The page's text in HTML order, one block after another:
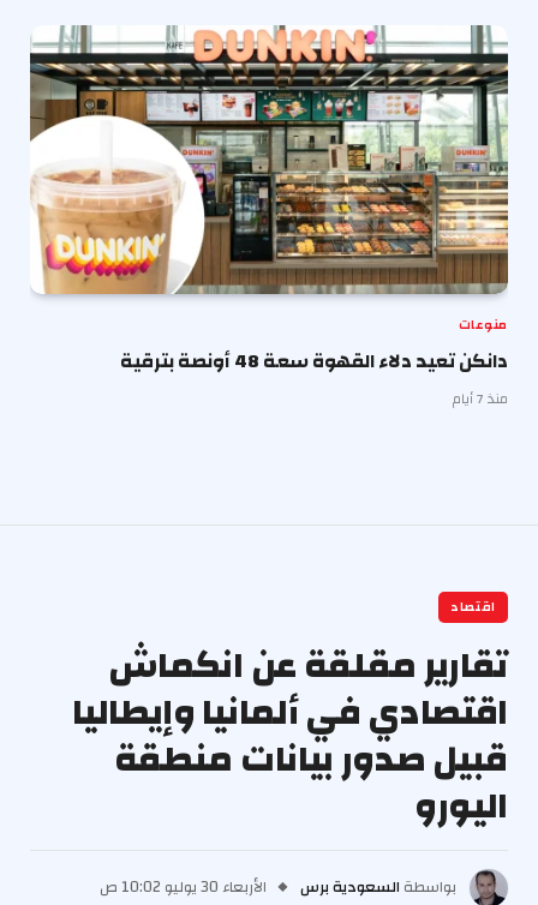
منوعات
دانكن تعيد دلاء القهوة سعة 48 أونصة بترقية
منذ 7 أيام
اقتصاد
تقارير مقلقة عن انكماش
اقتصادي في ألمانيا وإيطاليا
قبيل صدور بيانات منطقة
اليورو
بواسطة السعودية برس
الأربعاء 30 يوليو 10:02 ص